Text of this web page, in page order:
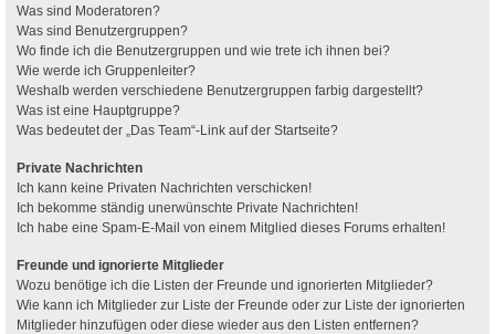
Was sind Moderatoren?
Was sind Benutzergruppen?
Wo finde ich die Benutzergruppen und wie trete ich ihnen bei?
Wie werde ich Gruppenleiter?
Weshalb werden verschiedene Benutzergruppen farbig dargestellt?
Was ist eine Hauptgruppe?
Was bedeutet der „Das Team“-Link auf der Startseite?
Private Nachrichten
Ich kann keine Privaten Nachrichten verschicken!
Ich bekomme ständig unerwünschte Private Nachrichten!
Ich habe eine Spam-E-Mail von einem Mitglied dieses Forums erhalten!
Freunde und ignorierte Mitglieder
Wozu benötige ich die Listen der Freunde und ignorierten Mitglieder?
Wie kann ich Mitglieder zur Liste der Freunde oder zur Liste der ignorierten
Mitglieder hinzufügen oder diese wieder aus den Listen entfernen?